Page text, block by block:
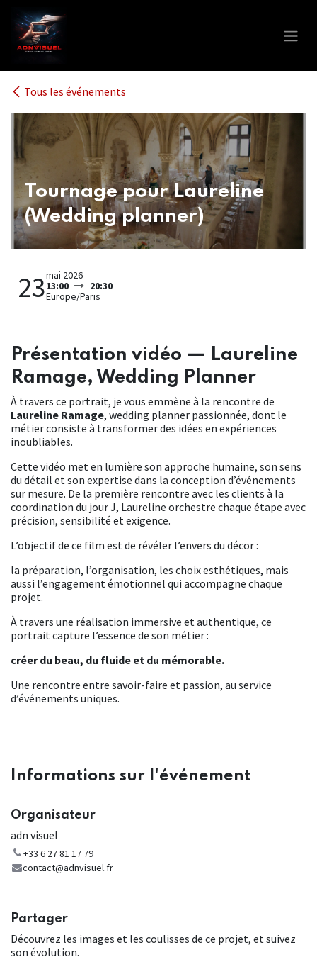
Tous les événements
Tournage pour Laureline
(Wedding planner)
23mai 2026
13:00
20:30
Europe/Paris
Présentation vidéo — Laureline
Ramage, Wedding Planner
À travers ce portrait, je vous emmène à la rencontre de
Laureline Ramage, wedding planner passionnée, dont le
métier consiste à transformer des idées en expériences
inoubliables.
Cette vidéo met en lumière son approche humaine, son sens
du détail et son expertise dans la conception d’événements
sur mesure. De la première rencontre avec les clients à la
coordination du jour J, Laureline orchestre chaque étape avec
précision, sensibilité et exigence.
L’objectif de ce film est de révéler l’envers du décor :
la préparation, l’organisation, les choix esthétiques, mais
aussi l’engagement émotionnel qui accompagne chaque
projet.
À travers une réalisation immersive et authentique, ce
portrait capture l’essence de son métier :
créer du beau, du fluide et du mémorable.
Une rencontre entre savoir-faire et passion, au service
d’événements uniques.
Informations sur l'événement
Organisateur
adn visuel
+33 6 27 81 17 79
contact@adnvisuel.fr
Partager
Découvrez les images et les coulisses de ce projet, et suivez
son évolution.